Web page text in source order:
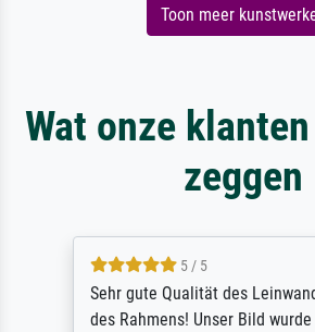
Toon meer
Wat onze
zeggen
5 / 5
Sehr gute Qualität des
des Rahmens! Unser Bild